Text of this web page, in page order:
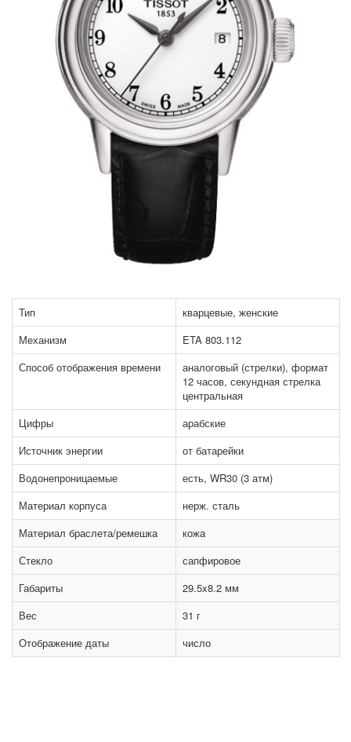
Тип
кварцевые, женские
Механизм
ETA 803.112
Способ отображения времени
аналоговый (стрелки), формат
12 часов, секундная стрелка
центральная
Цифры
арабские
Источник энергии
от батарейки
Водонепроницаемые
есть, WR30 (3 атм)
Материал корпуса
нерж. сталь
Материал браслета/ремешка
кожа
Стекло
сапфировое
Габариты
29.5x8.2 мм
Вес
31 г
Отображение даты
число